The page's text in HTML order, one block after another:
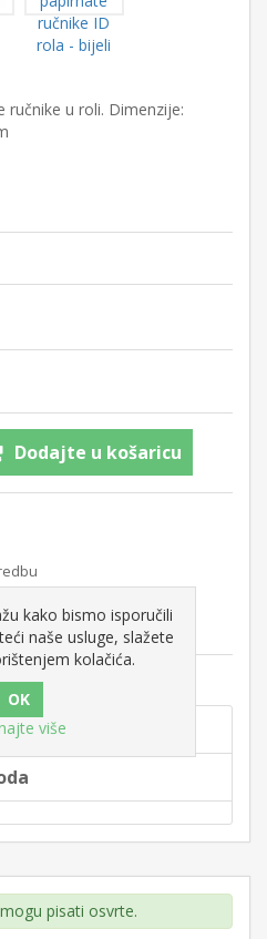
ručnike u roli. Dimenzije:
Dodajte u košaricu
pisati osvrte.
kako bismo isporučili
naše usluge, slažete
kolačića.
više